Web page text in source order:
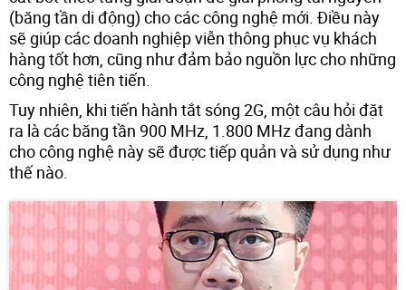
(băng tần di động) cho các công nghệ mới. Điều này
sẽ giúp các doanh nghiệp viễn thông phục vụ khách
hàng tốt hơn, cũng như đảm bảo nguồn lực cho những
công nghệ tiên tiến.
Tuy nhiên, khi tiến hành tắt sóng 2G, một câu hỏi đặt
ra là các băng tần 900 MHz, 1.800 MHz đang dành
cho công nghệ này sẽ được tiếp quản và sử dụng như
thế nào.